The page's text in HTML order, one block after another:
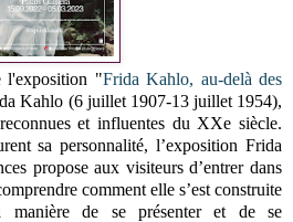
l'exposition "Frida Kahlo, au-delà des
Kahlo (6 juillet 1907-13 juillet 1954),
et influentes du XXe siècle.
sa personnalité, l’exposition Frida
propose aux visiteurs d’entrer dans
comment elle s’est construite
manière de se présenter et de se